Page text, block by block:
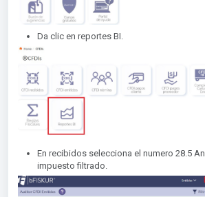
Da clic en reportes BI.
En recibidos selecciona el numero 28.5
impuesto filtrado.